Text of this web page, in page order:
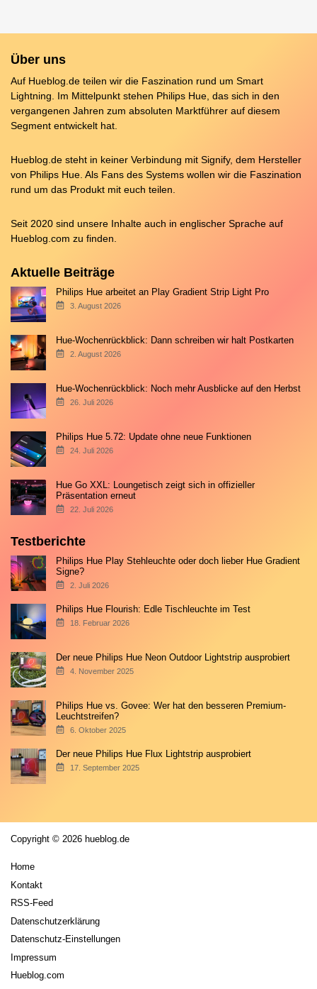
Über uns
Auf Hueblog.de teilen wir die Faszination rund um Smart
Lightning. Im Mittelpunkt stehen Philips Hue, das sich in den
vergangenen Jahren zum absoluten Marktführer auf diesem
Segment entwickelt hat.
Hueblog.de steht in keiner Verbindung mit Signify, dem Hersteller
von Philips Hue. Als Fans des Systems wollen wir die Faszination
rund um das Produkt mit euch teilen.
Seit 2020 sind unsere Inhalte auch in englischer Sprache auf
Hueblog.com zu finden.
Aktuelle Beiträge
Philips Hue arbeitet an Play Gradient Strip Light Pro
3. August 2026
Hue-Wochenrückblick: Dann schreiben wir halt Postkarten
2. August 2026
Hue-Wochenrückblick: Noch mehr Ausblicke auf den Herbst
26. Juli 2026
Philips Hue 5.72: Update ohne neue Funktionen
24. Juli 2026
Hue Go XXL: Loungetisch zeigt sich in offizieller
Präsentation erneut
22. Juli 2026
Testberichte
Philips Hue Play Stehleuchte oder doch lieber Hue Gradient
Signe?
2. Juli 2026
Philips Hue Flourish: Edle Tischleuchte im Test
18. Februar 2026
Der neue Philips Hue Neon Outdoor Lightstrip ausprobiert
4. November 2025
Philips Hue vs. Govee: Wer hat den besseren Premium-
Leuchtstreifen?
6. Oktober 2025
Der neue Philips Hue Flux Lightstrip ausprobiert
17. September 2025
Copyright © 2026 hueblog.de
Home
Kontakt
RSS-Feed
Datenschutzerklärung
Datenschutz-Einstellungen
Impressum
Hueblog.com